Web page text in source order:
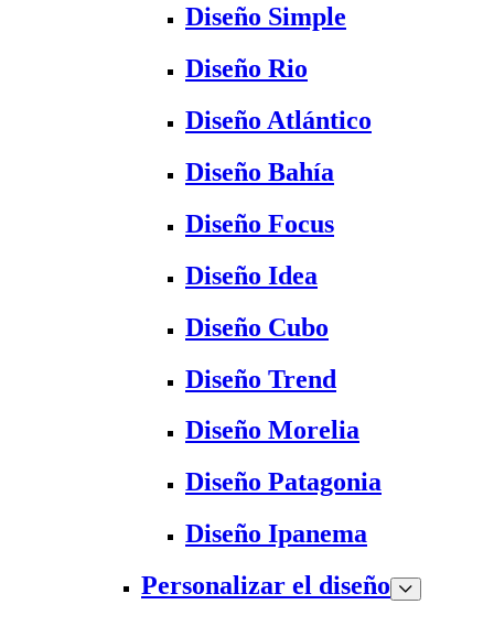
Diseño Simple
Diseño Rio
Diseño Atlántico
Diseño Bahía
Diseño Focus
Diseño Idea
Diseño Cubo
Diseño Trend
Diseño Morelia
Diseño Patagonia
Diseño Ipanema
Personalizar el diseño